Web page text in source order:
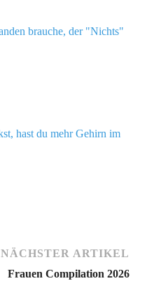
NÄCHSTER ARTIKEL
Frauen Compilation 2026